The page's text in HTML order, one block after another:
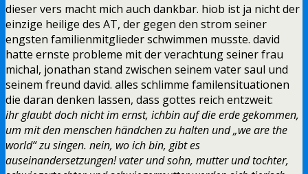
dieser vers macht mich auch dankbar. hiob ist ja nicht der
einzige heilige des AT, der gegen den strom seiner
engsten familienmitglieder schwimmen musste. david
hatte ernste probleme mit der verachtung seiner frau
michal, jonathan stand zwischen seinem vater saul und
seinem freund david. alles schlimme familensituationen
die daran denken lassen, dass gottes reich entzweit:
ihr glaubt doch nicht im ernst, ichbin auf die erde gekommen,
um mit den menschen händchen zu halten und „we are the
world“ zu singen. nein, wo ich bin, gibt es
auseinandersetzungen! vater und sohn, mutter und tochter,